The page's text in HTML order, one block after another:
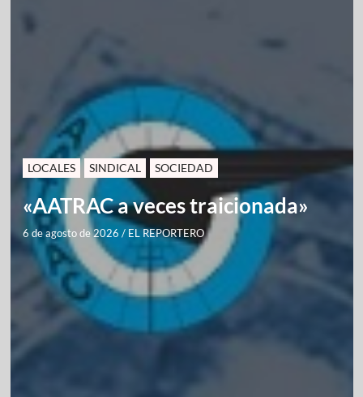
LOCALES SINDICAL SOCIEDAD
«AATRAC a veces traicionada»
6 de agosto de 2026 / EL REPORTERO